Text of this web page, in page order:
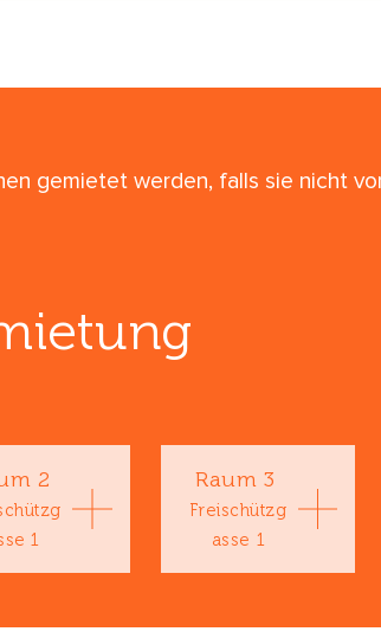
gemietet werden, falls sie nicht
2
1
Raum 3
Freischützg
asse 1